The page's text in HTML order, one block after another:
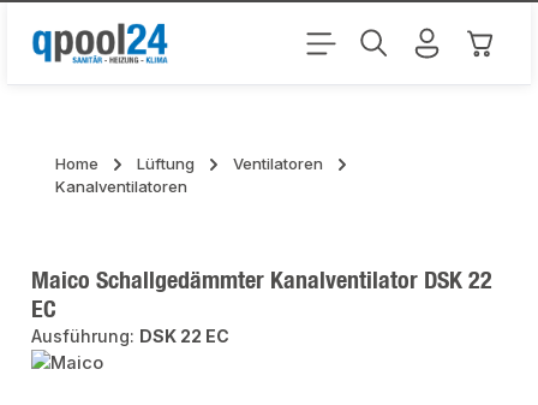
Zum Hauptinhalt springen
Home Lüftung
Ventilatoren
Kanalventilatoren
Maico Schallgedämmter Kanalventilator DSK 22
EC
Ausführung: DSK 22 EC